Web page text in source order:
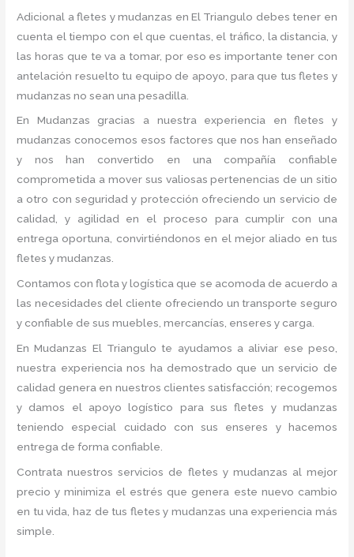
Adicional a fletes y mudanzas en El Triangulo debes tener en
cuenta el tiempo con el que cuentas, el tráfico, la distancia, y
las horas que te va a tomar, por eso es importante tener con
antelación resuelto tu equipo de apoyo, para que tus fletes y
mudanzas no sean una pesadilla.
En Mudanzas gracias a nuestra experiencia en fletes y
mudanzas conocemos esos factores que nos han enseñado
y nos han convertido en una compañía confiable
comprometida a mover sus valiosas pertenencias de un sitio
a otro con seguridad y protección ofreciendo un servicio de
calidad, y agilidad en el proceso para cumplir con una
entrega oportuna, convirtiéndonos en el mejor aliado en tus
fletes y mudanzas.
Contamos con flota y logística que se acomoda de acuerdo a
las necesidades del cliente ofreciendo un transporte seguro
y confiable de sus muebles, mercancías, enseres y carga.
En Mudanzas El Triangulo te ayudamos a aliviar ese peso,
nuestra experiencia nos ha demostrado que un servicio de
calidad genera en nuestros clientes satisfacción; recogemos
y damos el apoyo logístico para sus fletes y mudanzas
teniendo especial cuidado con sus enseres y hacemos
entrega de forma confiable.
Contrata nuestros servicios de fletes y mudanzas al mejor
precio y minimiza el estrés que genera este nuevo cambio
en tu vida, haz de tus fletes y mudanzas una experiencia más
simple.